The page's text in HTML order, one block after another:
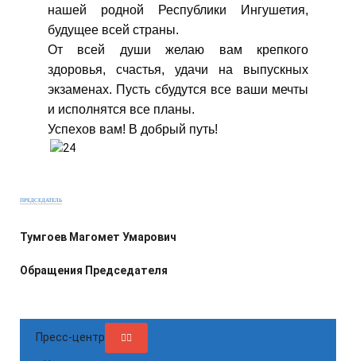
нашей родной Республики Ингушетия,
будущее всей страны.
От всей души желаю вам крепкого
здоровья, счастья, удачи на выпускных
экзаменах. Пусть сбудутся все ваши мечты
и исполнятся все планы.
Успехов вам! В добрый путь!
ПРЕДСЕДАТЕЛЬ
Тумгоев Магомет Умарович
Обращения Председателя
Пресс-центр